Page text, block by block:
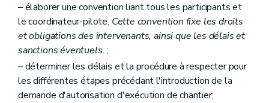
– élaborer une convention liant tous les participants et
le coordinateur-pilote. Cette convention fixe les droits
et obligations des intervenants, ainsi que les délais et
sanctions éventuels.;
– déterminer les délais et la procédure à respecter pour
les différentes étapes précédant l'introduction de la
demande d'autorisation d'exécution de chantier;